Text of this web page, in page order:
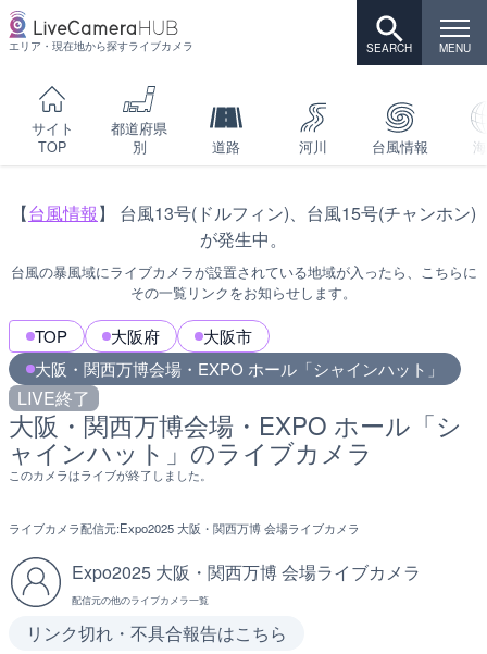
エリア・現在地から探すライブカメラ
サイト
TOP
都道府県
別
道路 河川 台風情報
【台風情報】 台風13号(ドルフィン)、台風15号(チャンホン)
が発生中。
台風の暴風域にライブカメラが設置されている地域が入ったら、こちらに
その一覧リンクをお知らせします。
TOP 大阪府
大阪市
大阪・関西万博会場・EXPO ホール「シャインハット」
LIVE終了
大阪・関西万博会場・EXPO ホール「シ
ャインハット」のライブカメラ
このカメラはライブが終了しました。
ライブカメラ配信元:Expo2025 大阪・関西万博 会場ライブカメラ
Expo2025 大阪・関西万博 会場ライブカメラ
配信元の他のライブカメラ一覧
リンク切れ・不具合報告はこちら